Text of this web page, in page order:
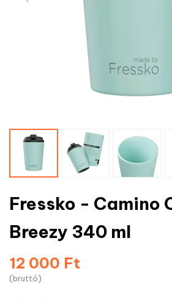
Fressko - Camino
Breezy 340 ml
12 000 Ft
(bruttó)